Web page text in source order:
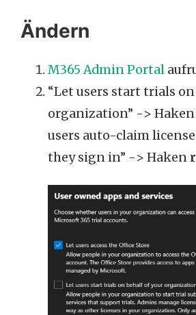
Ändern
M365 Admin Portal
“Let users start trials
organization” -> Haken
users auto-claim
they sign in” -> Haken